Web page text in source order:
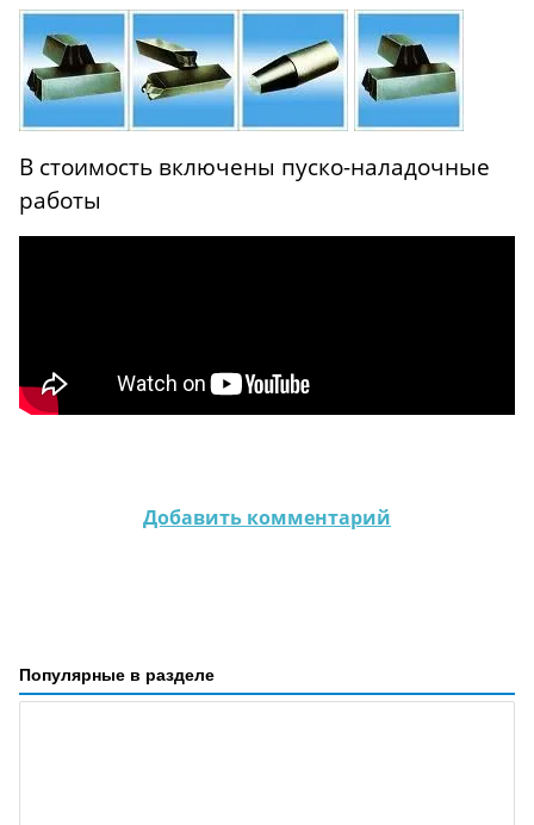
В стоимость включены пуско-наладочные
работы
Добавить комментарий
Популярные в разделе